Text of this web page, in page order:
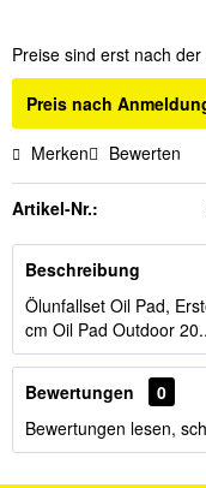
Preise sind erst nach
Preis nach
Merken Bewerten
Artikel-Nr.:
Beschreibung
Ölunfallset Oil Pad,
cm Oil Pad Outdoor
Bewertungen
0
Bewertungen lesen,